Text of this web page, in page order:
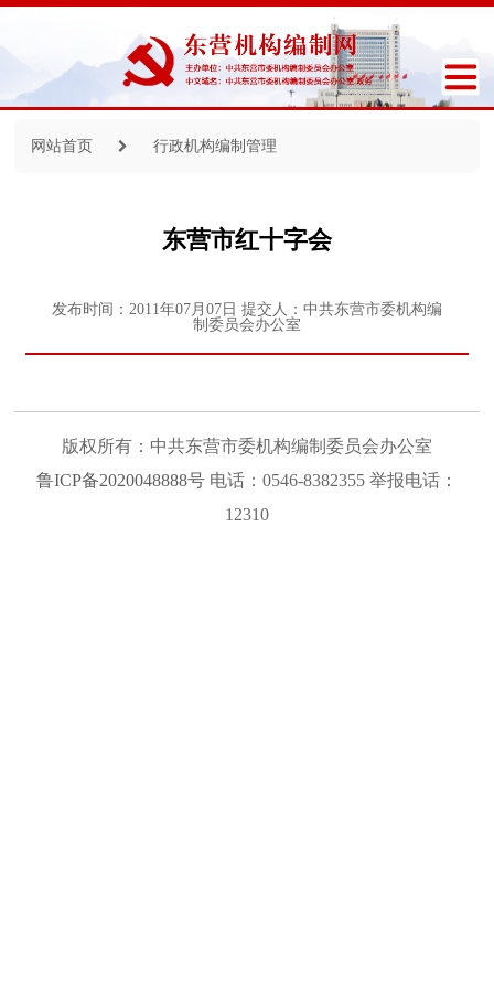
网站首页 行政机构编制管理
东营市红十字会
发布时间：2011年07月07日 提交人：中共东营市委机构编
制委员会办公室
版权所有：中共东营市委机构编制委员会办公室
鲁ICP备2020048888号 电话：0546-8382355 举报电话：
12310